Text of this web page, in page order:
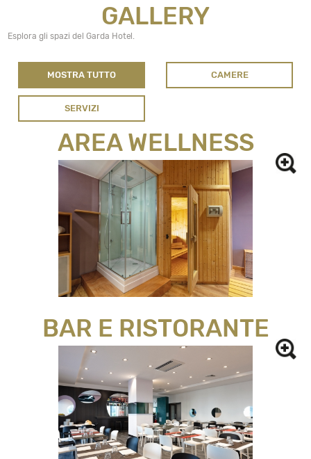
GALLERY
Esplora gli spazi del Garda Hotel.
MOSTRA TUTTO CAMERE
SERVIZI
AREA WELLNESS
BAR E RISTORANTE